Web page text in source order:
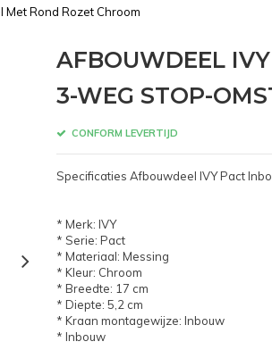
Rond Rozet Chroom
AFBOUWDEEL
3-WEG STOP-
CONFORM LEVERTIJD
Specificaties Afbouwdeel IVY Pact
* Merk: IVY
* Serie: Pact
* Materiaal: Messing
* Kleur: Chroom
* Breedte: 17 cm
* Diepte: 5,2 cm
* Kraan montagewijze: Inbouw
* Inbouw